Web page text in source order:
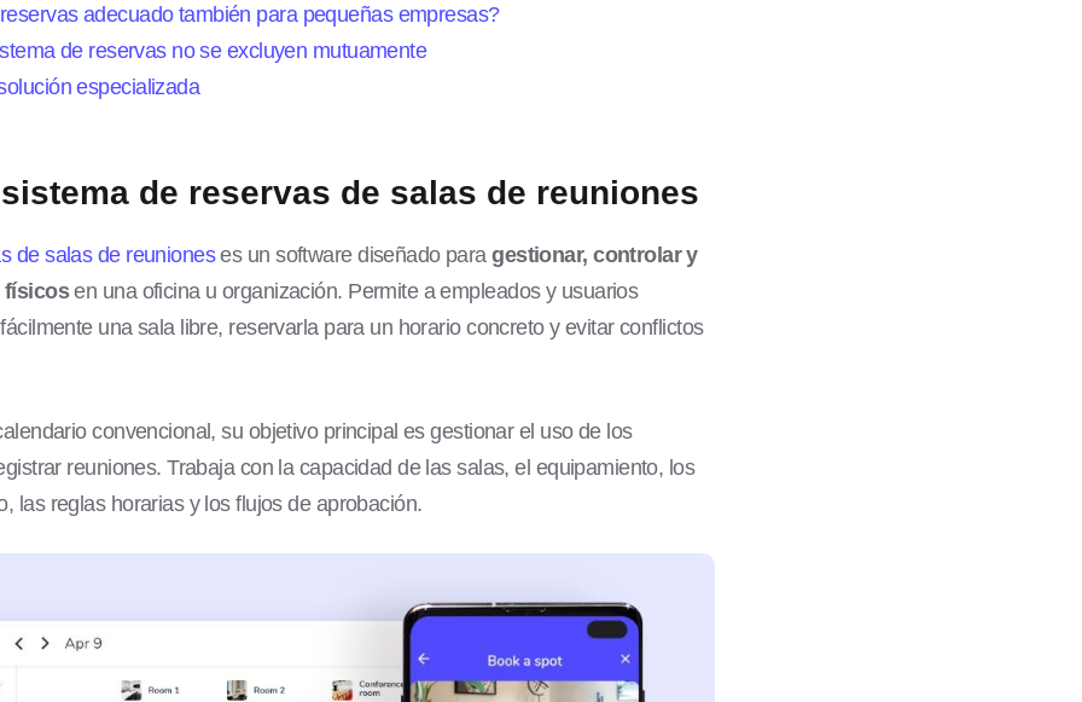
adecuado también para pequeñas empresas?
de reservas no se excluyen mutuamente
especializada
de reservas de salas de reuniones
de salas de reunioneses un software diseñado paragestionar, controlar y
físicosen una oficina u organización. Permite a empleados y usuarios
una sala libre, reservarla para un horario concreto y evitar conflictos
convencional, su objetivo principal es gestionar el uso de los
reuniones. Trabaja con la capacidad de las salas, el equipamiento, los
las reglas horarias y los flujos de aprobación.